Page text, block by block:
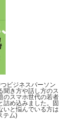
ビジネスパーソン
聞き方や話し方のス
のスマホ世代の若者
詰め込みました。固
いと悩んでいる方は
テム)